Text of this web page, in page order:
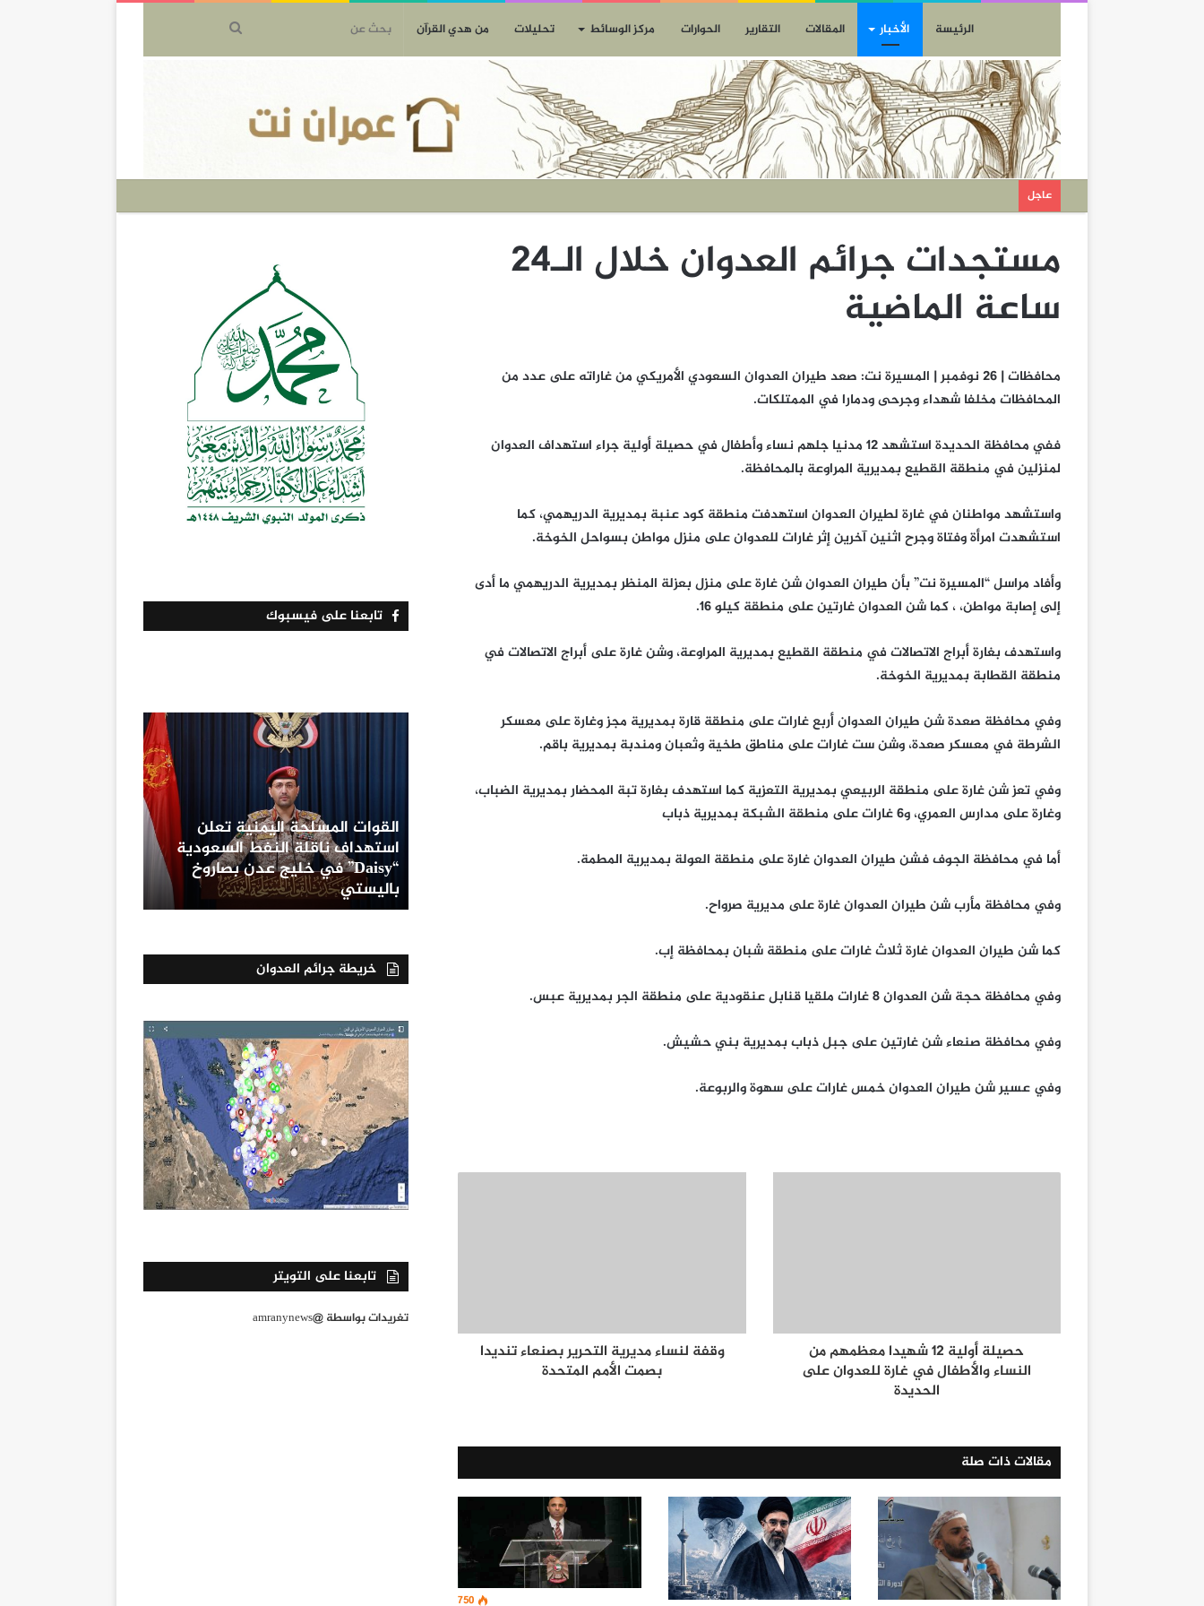
الرئيسة الأخبار المقالات التقارير الحوارات مركز الوسائط تحليلات من هدي القرآن
عاجل
مستجدات جرائم العدوان خلال الـ24
ساعة الماضية
محافظات | 26 نوفمبر | المسيرة نت: صعد طيران العدوان السعودي الأمريكي من غاراته على عدد من
المحافظات مخلفا شهداء وجرحى ودمارا في الممتلكات.
ففي محافظة الحديدة استشهد 12 مدنيا جلهم نساء وأطفال في حصيلة أولية جراء استهداف العدوان
لمنزلين في منطقة القطيع بمديرية المراوعة بالمحافظة.
واستشهد مواطنان في غارة لطيران العدوان استهدفت منطقة كود عنبة بمديرية الدريهمي، كما
استشهدت امرأة وفتاة وجرح اثنين آخرين إثر غارات للعدوان على منزل مواطن بسواحل الخوخة.
وأفاد مراسل “المسيرة نت” بأن طيران العدوان شن غارة على منزل بعزلة المنظر بمديرية الدريهمي ما أدى
إلى إصابة مواطن، ، كما شن العدوان غارتين على منطقة كيلو 16.
واستهدف بغارة أبراج الاتصالات في منطقة القطيع بمديرية المراوعة، وشن غارة على أبراج الاتصالات في
منطقة القطابة بمديرية الخوخة.
وفي محافظة صعدة شن طيران العدوان أربع غارات على منطقة قارة بمديرية مجز وغارة على معسكر
الشرطة في معسكر صعدة، وشن ست غارات على مناطق طخية وثعبان ومندبة بمديرية باقم.
وفي تعز شن غارة على منطقة الربيعي بمديرية التعزية كما استهدف بغارة تبة المحضار بمديرية الضباب،
وغارة على مدارس العمري، و6 غارات على منطقة الشبكة بمديرية ذباب
أما في محافظة الجوف فشن طيران العدوان غارة على منطقة العولة بمديرية المطمة.
وفي محافظة مأرب شن طيران العدوان غارة على مديرية صرواح.
كما شن طيران العدوان غارة ثلاث غارات على منطقة شبان بمحافظة إب.
وفي محافظة حجة شن العدوان 8 غارات ملقيا قنابل عنقودية على منطقة الجر بمديرية عبس.
وفي محافظة صنعاء شن غارتين على جبل ذباب بمديرية بني حشيش.
وفي عسير شن طيران العدوان خمس غارات على سهوة والربوعة.
حصيلة أولية 12 شهيدا معظمهم من
النساء والأطفال في غارة للعدوان على
الحديدة
وقفة لنساء مديرية التحرير بصنعاء تنديدا
بصمت الأمم المتحدة
مقالات ذات صلة
750
تابعنا على فيسبوك
القوات المسلحة اليمنية تعلن
استهداف ناقلة النفط السعودية
“Daisy” في خليج عدن بصاروخ
باليستي
خريطة جرائم العدوان
تابعنا على التويتر
تغريدات بواسطة @amranynews